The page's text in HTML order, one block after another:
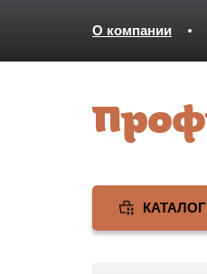
О компании
КАТАЛОГ